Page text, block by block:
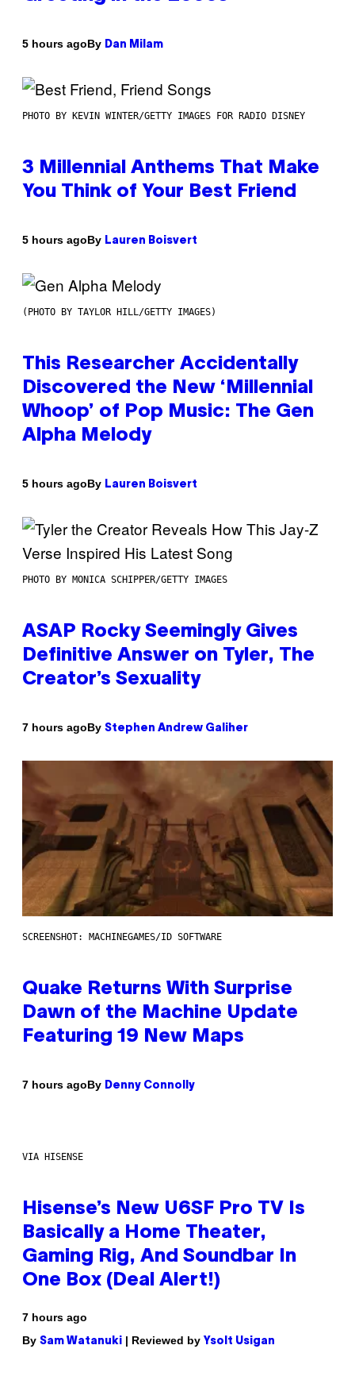
5 hours agoBy Dan Milam
PHOTO BY KEVIN WINTER/GETTY IMAGES FOR RADIO DISNEY
3 Millennial Anthems That Make
You Think of Your Best Friend
5 hours agoBy Lauren Boisvert
(PHOTO BY TAYLOR HILL/GETTY IMAGES)
This Researcher Accidentally
Discovered the New ‘Millennial
Whoop’ of Pop Music: The Gen
Alpha Melody
5 hours agoBy Lauren Boisvert
PHOTO BY MONICA SCHIPPER/GETTY IMAGES
ASAP Rocky Seemingly Gives
Definitive Answer on Tyler, The
Creator’s Sexuality
7 hours agoBy Stephen Andrew Galiher
SCREENSHOT: MACHINEGAMES/ID SOFTWARE
Quake Returns With Surprise
Dawn of the Machine Update
Featuring 19 New Maps
7 hours agoBy Denny Connolly
VIA HISENSE
Hisense’s New U6SF Pro TV Is
Basically a Home Theater,
Gaming Rig, And Soundbar In
One Box (Deal Alert!)
7 hours ago
By Sam Watanuki | Reviewed by Ysolt Usigan